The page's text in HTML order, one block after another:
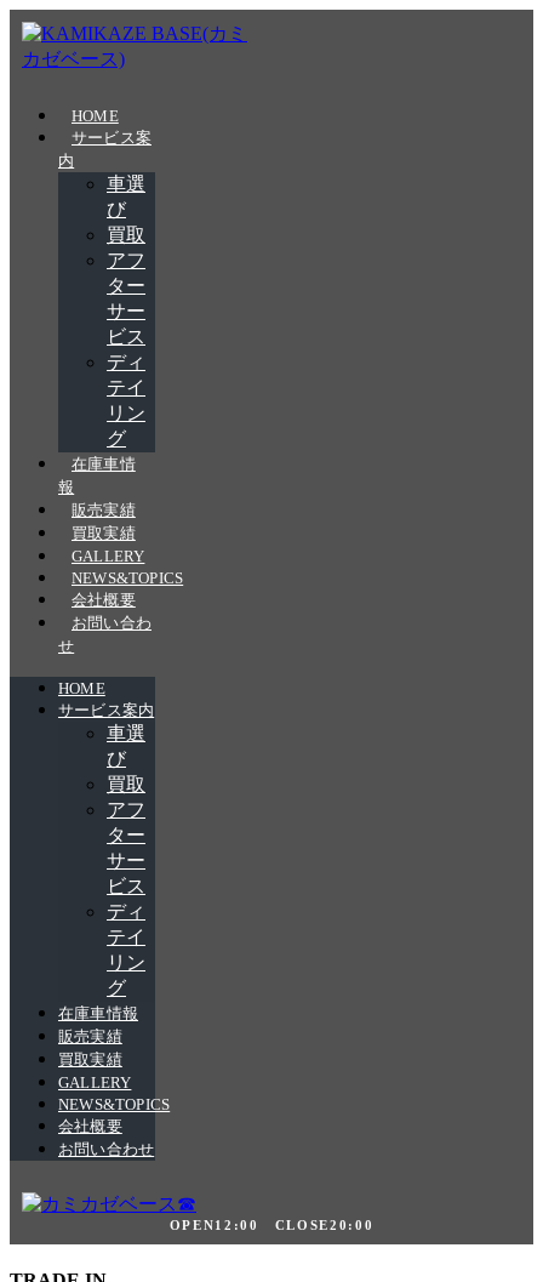
Skip
to
the
HOME
サービス案
内
車選
び
買取
アフ
ター
サー
ビス
ディ
テイ
リン
グ
在庫車情
報
販売実績
買取実績
GALLERY
NEWS&TOPICS
会社概要
お問い合わ
せ
HOME
サービス案内
車選
び
買取
アフ
ター
サー
ビス
ディ
テイ
リン
グ
在庫車情報
販売実績
買取実績
GALLERY
NEWS&TOPICS
会社概要
お問い合わせ
OPEN12:00 CLOSE20:00